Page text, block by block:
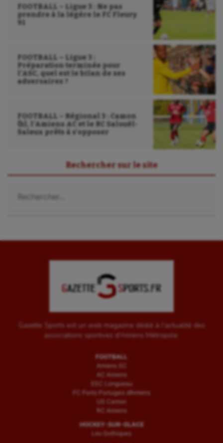
FOOTBALL – Ligue 3 : Ne pas
prendre à la légère le FC Fleury
91
FOOTBALL – Ligue 3 :
Préparation terminée pour
l’ASC, quel est le bilan de ses
adversaires ?
FOOTBALL – Régional 3 : Camon
(b), l’Amiens AC et le RC Salouël-
Saleux prêts à s’opposer
Rechercher sur le site
Gazette Sports est un web magazine dédié à l'actualité des
associations sportives d'Amiens Métropole.
FOOTBALL
Amiens SC
AC Amiens
ESC Longueau
FC Porto Portugais d’Amiens
US Camon
RC Amiens
HOCKEY-SUR-GLACE
Les Gothiques